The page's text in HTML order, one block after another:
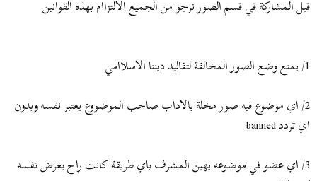
قبل المشاركة في قسم الصور نرجو من الجميع الالتزاام بهذه القوانين
1/ يمنع وضع الصور المخالفة لتقاليد ديننا الاسلاامي
2/ اي موضوع فيه صور مخلة بالاداب صاحب الموضووع يعتبر نفسه وبدون
اي تردد banned
3/ اي عضو في موضوعه يهين المشرف باي طريقة كانت راح يعرض نفسه